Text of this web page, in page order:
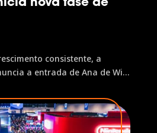
consistente, a
a entrada de Ana de Wit
assume a condução da
como General Manager,
Steinberg e Eliana...